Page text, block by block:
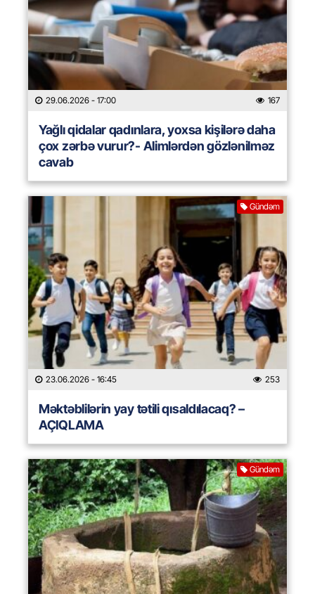
29.06.2026 - 17:00 167
Yağlı qidalar qadınlara, yoxsa kişilərə daha
çox zərbə vurur?- Alimlərdən gözlənilməz
cavab
Gündəm
23.06.2026 - 16:45 253
Məktəblilərin yay tətili qısaldılacaq? –
AÇIQLAMA
Gündəm